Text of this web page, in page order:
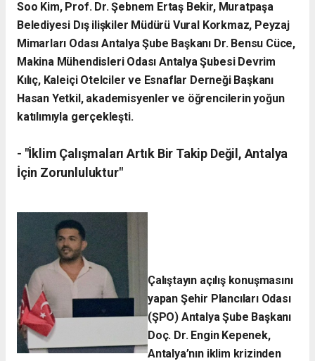
Soo Kim, Prof. Dr. Şebnem Ertaş Bekir, Muratpaşa
Belediyesi Dış ilişkiler Müdürü Vural Korkmaz, Peyzaj
Mimarları Odası Antalya Şube Başkanı Dr. Bensu Cüce,
Makina Mühendisleri Odası Antalya Şubesi Devrim
Kılıç, Kaleiçi Otelciler ve Esnaflar Derneği Başkanı
Hasan Yetkil, akademisyenler ve öğrencilerin yoğun
katılımıyla gerçekleşti.
- ​"İklim Çalışmaları Artık Bir Takip Değil, Antalya
İçin Zorunluluktur"
Çalıştayın açılış konuşmasını
yapan Şehir Plancıları Odası
(ŞPO) Antalya Şube Başkanı
Doç. Dr. Engin Kepenek,
Antalya’nın iklim krizinden